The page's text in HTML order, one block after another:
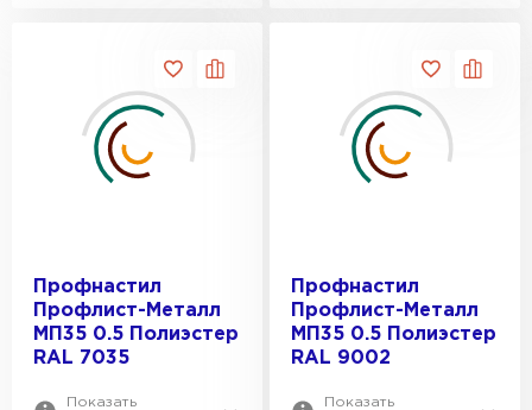
Профнастил
Профлист-Металл
МП35 0.5 Полиэстер
RAL 7035
Показать
Профнастил
Профлист-Металл
МП35 0.5 Полиэстер
RAL 9002
Показать